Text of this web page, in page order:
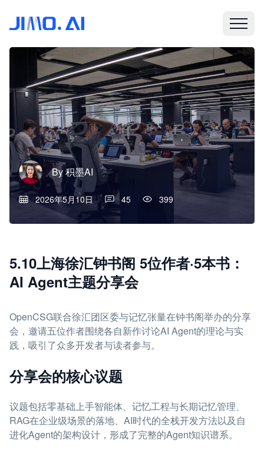
By积墨AI
2026年5月10日 45 399
5.10上海徐汇钟书阁 5位作者·5本书：
AI Agent主题分享会
OpenCSG联合徐汇团区委与记忆张量在钟书阁举办的分享
会，邀请五位作者围绕各自新作讨论AI Agent的理论与实
践，吸引了众多开发者与读者参与。
分享会的核心议题
议题包括零基础上手智能体、记忆工程与长期记忆管理、
RAG在企业级场景的落地、AI时代的全栈开发方法以及自
进化Agent的架构设计，形成了完整的Agent知识谱系。